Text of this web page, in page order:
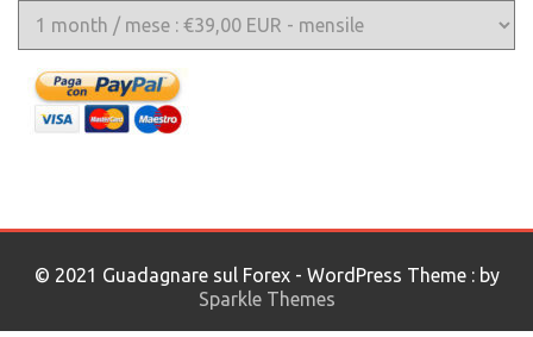
© 2021 Guadagnare sul Forex - WordPress Theme : by
Sparkle Themes